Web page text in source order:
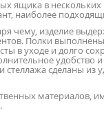
ящика в
наиболее
чему, изделие
Полки
в уходе и долго
удобство
сделаны из
материалов,